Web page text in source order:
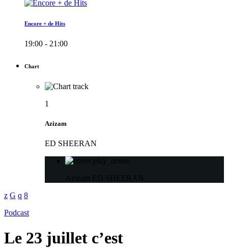
Encore + de Hits
19:00 - 21:00
Chart
1
Azizam
ED SHEERAN
play_arrow
Azizam
ED SHEERAN
Podcast
Le 23 juillet c’est